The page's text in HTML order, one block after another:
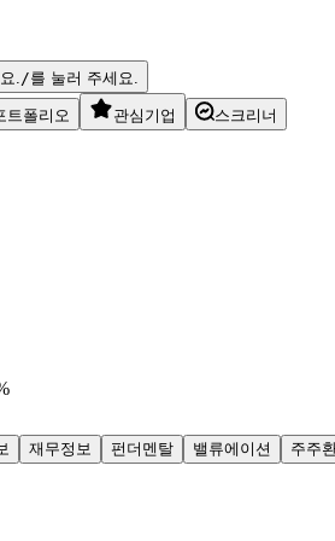
./를 눌러 주세요.
트폴리오 관심기업
스크리너
재무정보 펀더멘탈 밸류에이션 주주